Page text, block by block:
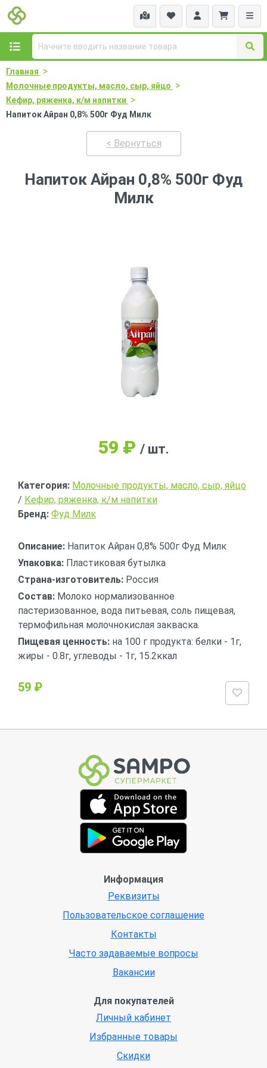
Главная >
Молочные продукты, масло, сыр, яйцо >
Кефир, ряженка, к/м напитки >
Напиток Айран 0,8% 500г Фуд Милк
< Вернуться
Напиток Айран 0,8% 500г Фуд
Милк
59 ₽ / шт.
Категория: Молочные продукты, масло, сыр, яйцо
/ Кефир, ряженка, к/м напитки
Бренд: Фуд Милк
Описание: Напиток Айран 0,8% 500г Фуд Милк
Упаковка: Пластиковая бутылка
Страна-изготовитель: Россия
Состав: Молоко нормализованное
пастеризованное, вода питьевая, соль пищевая,
термофильная молочнокислая закваска.
Пищевая ценность: на 100 г продукта: белки - 1г,
жиры - 0.8г, углеводы - 1г, 15.2ккал
59 ₽
Информация
Реквизиты
Пользовательское соглашение
Контакты
Часто задаваемые вопросы
Вакансии
Для покупателей
Личный кабинет
Избранные товары
Скидки